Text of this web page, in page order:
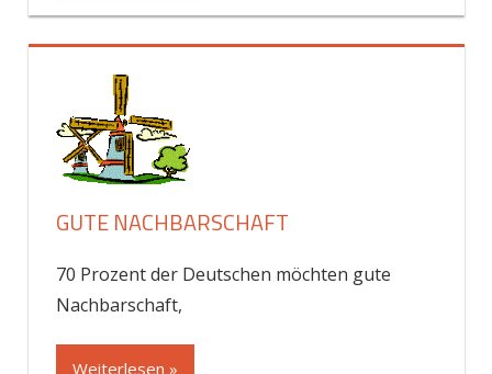
GUTE NACHBARSCHAFT
70 Prozent der Deutschen möchten gute
Nachbarschaft,
Weiterlesen »